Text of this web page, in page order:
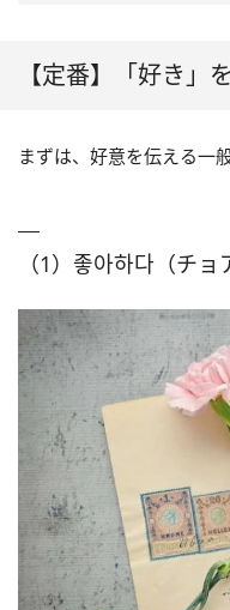
【定番】「好き」
まずは、好意を伝える一
（1）좋아하다（チョ